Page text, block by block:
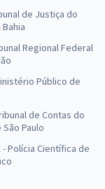
de Justiça do
Regional Federal
Público de
de Contas do
Paulo
- Polícia Científica de